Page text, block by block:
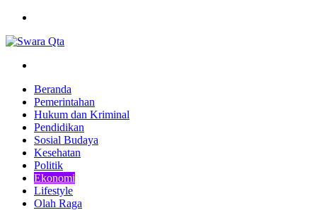
Beranda
Pemerintahan
Hukum dan Kriminal
Pendidikan
Sosial Budaya
Kesehatan
Politik
Ekonomi
Lifestyle
Olah Raga